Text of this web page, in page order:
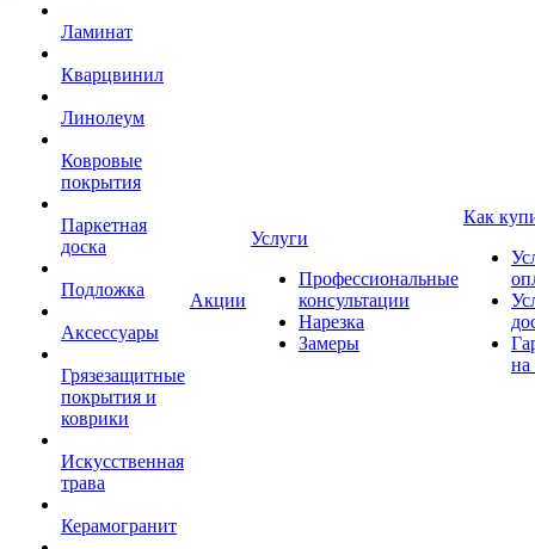
Ламинат
Кварцвинил
Линолеум
Ковровые
покрытия
Паркетная
доска
Подложка
Аксессуары
Грязезащитные
покрытия и
коврики
Искусственная
трава
Керамогранит
Акции
Услуги
Профессиональные
консультации
Нарезка
Замеры
Как
на